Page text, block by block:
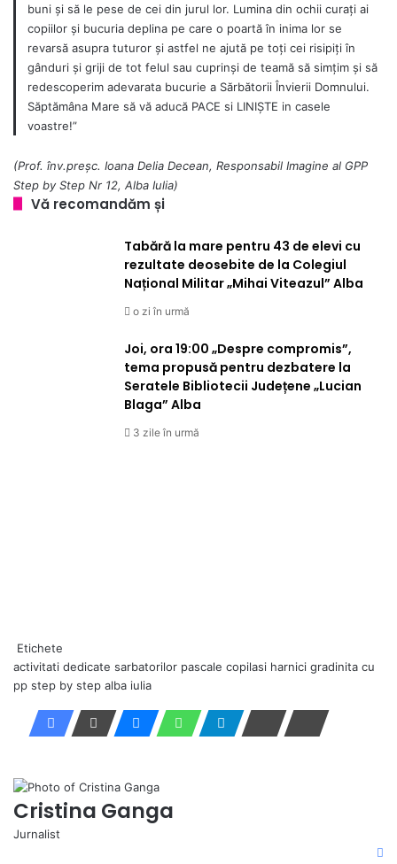
buni şi să le pese de cei din jurul lor. Lumina din ochii curați ai
copiilor şi bucuria deplina pe care o poartă în inima lor se
revarsă asupra tuturor şi astfel ne ajută pe toți cei risipiți în
gânduri şi griji de tot felul sau cuprinşi de teamă să simțim şi să
redescoperim adevarata bucurie a Sărbătorii Învierii Domnului.
Săptămâna Mare să vă aducă PACE si LINIŞTE in casele
voastre!”
(Prof. înv.preșc. Ioana Delia Decean, Responsabil Imagine al GPP
Step by Step Nr 12, Alba Iulia)
Vă recomandăm și
Tabără la mare pentru 43 de elevi cu
rezultate deosebite de la Colegiul
Național Militar „Mihai Viteazul” Alba
o zi în urmă
Joi, ora 19:00 „Despre compromis”,
tema propusă pentru dezbatere la
Seratele Bibliotecii Județene „Lucian
Blaga” Alba
3 zile în urmă
Etichete
activitati dedicate sarbatorilor pascale copilasi harnici gradinita cu
pp step by step alba iulia
Cristina Ganga
Jurnalist